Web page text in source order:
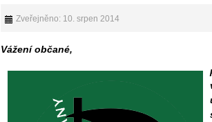
Zveřejněno: 10. srpen 2014
Vážení občané,